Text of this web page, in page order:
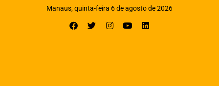
Manaus, quinta-feira 6 de agosto de 2026